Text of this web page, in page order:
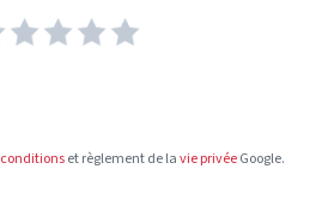
conditionset règlement de lavie privéeGoogle.